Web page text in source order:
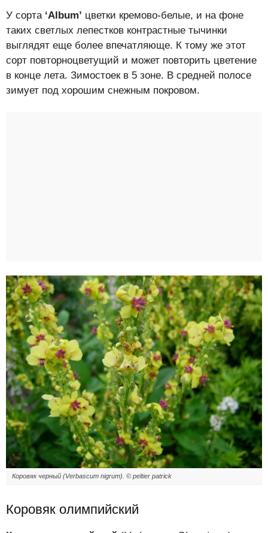
У сорта ‘Album’ цветки кремово-белые, и на фоне
таких светлых лепестков контрастные тычинки
выглядят еще более впечатляюще. К тому же этот
сорт повторноцветущий и может повторить цветение
в конце лета. Зимостоек в 5 зоне. В средней полосе
зимует под хорошим снежным покровом.
Коровяк черный (Verbascum nigrum). © peltier patrick
Коровяк олимпийский